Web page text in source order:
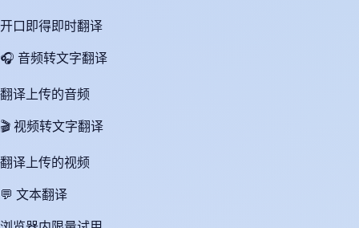
开口即得即时翻译
🎧 音频转文字翻译
翻译上传的音频
🎬 视频转文字翻译
翻译上传的视频
💬 文本翻译